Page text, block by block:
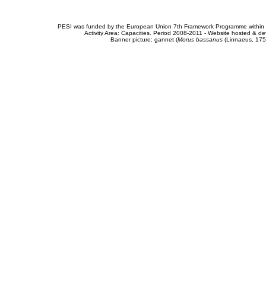
PESI was funded by the European Union 7th Framework Programme
Activity Area: Capacities. Period 2008-2011 - Website hosted &
Banner picture: gannet (Morus bassanus(Linnaeus,